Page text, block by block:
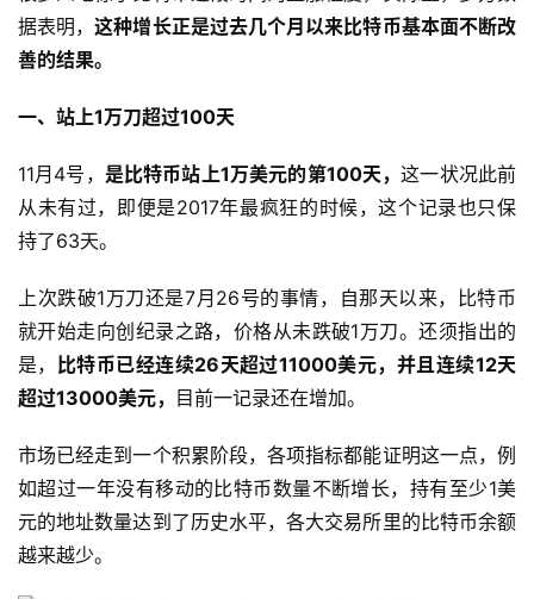
据表明，这种增长正是过去几个月以来比特币基本面不断改
善的结果。
一、站上1万刀超过100天
11月4号， 是比特币站上1万美元的第100天，这一状况此前
从未有过，即便是2017年最疯狂的时候，这个记录也只保
持了63天。
上次跌破1万刀还是7月26号的事情，自那天以来，比特币
就开始走向创纪录之路，价格从未跌破1万刀。还须指出的
是， 比特币已经连续26天超过11000美元，并且连续12天
超过13000美元， 目前一记录还在增加。
市场已经走到一个积累阶段，各项指标都能证明这一点，例
如超过一年没有移动的比特币数量不断增长，持有至少1美
元的地址数量达到了历史水平，各大交易所里的比特币余额
越来越少。